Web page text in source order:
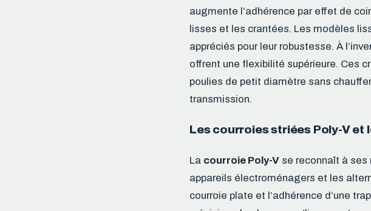
augmente l’adhérence par effet de
lisses et les crantées. Les modèles
appréciés pour leur robustesse. À
offrent une flexibilité supérieure. Ces
poulies de petit diamètre sans
transmission.
Les courroies striées Poly-V et
La courroie Poly-V se reconnaît à
appareils électroménagers et les
courroie plate et l’adhérence d’une